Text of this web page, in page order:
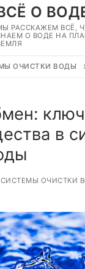
О
РАССКАЖЕМ ВСЁ,
О ВОДЕ НА
ОЧИСТКИ ВОДЫ
в
СИСТЕМЫ ОЧИСТКИ